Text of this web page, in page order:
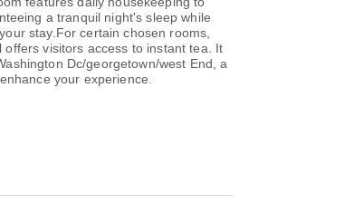
a tranquil night's sleep while
stay.For certain chosen rooms,
visitors access to instant tea. It
Dc/georgetown/west End, a
your experience.